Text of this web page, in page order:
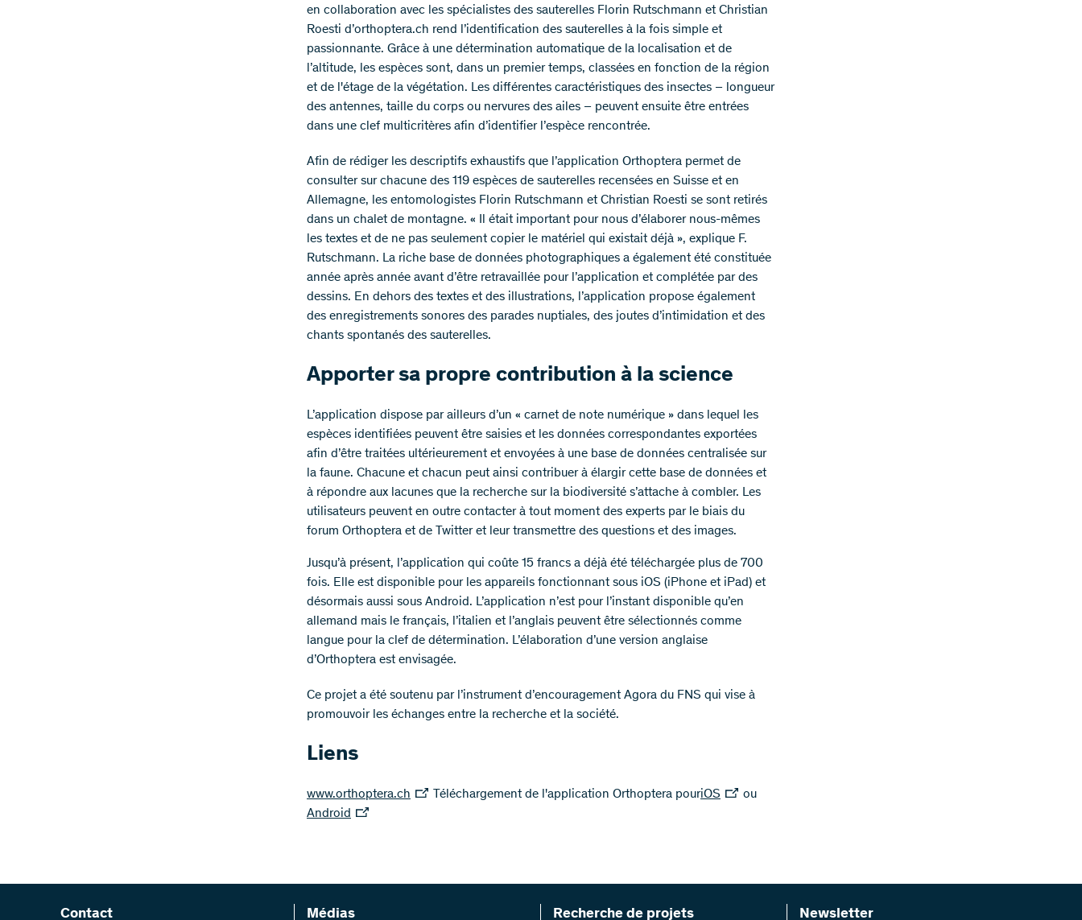
en collaboration avec les spécialistes des sauterelles Florin Rutschmann et Christian
Roesti d’orthoptera.ch rend l’identification des sauterelles à la fois simple et
passionnante. Grâce à une détermination automatique de la localisation et de
l’altitude, les espèces sont, dans un premier temps, classées en fonction de la région
et de l'étage de la végétation. Les différentes caractéristiques des insectes – longueur
des antennes, taille du corps ou nervures des ailes – peuvent ensuite être entrées
dans une clef multicritères afin d’identifier l’espèce rencontrée.
Afin de rédiger les descriptifs exhaustifs que l’application Orthoptera permet de
consulter sur chacune des 119 espèces de sauterelles recensées en Suisse et en
Allemagne, les entomologistes Florin Rutschmann et Christian Roesti se sont retirés
dans un chalet de montagne. « Il était important pour nous d’élaborer nous-mêmes
les textes et de ne pas seulement copier le matériel qui existait déjà », explique F.
Rutschmann. La riche base de données photographiques a également été constituée
année après année avant d’être retravaillée pour l’application et complétée par des
dessins. En dehors des textes et des illustrations, l’application propose également
des enregistrements sonores des parades nuptiales, des joutes d’intimidation et des
chants spontanés des sauterelles.
Apporter sa propre contribution à la science
L’application dispose par ailleurs d’un « carnet de note numérique » dans lequel les
espèces identifiées peuvent être saisies et les données correspondantes exportées
afin d’être traitées ultérieurement et envoyées à une base de données centralisée sur
la faune. Chacune et chacun peut ainsi contribuer à élargir cette base de données et
à répondre aux lacunes que la recherche sur la biodiversité s’attache à combler. Les
utilisateurs peuvent en outre contacter à tout moment des experts par le biais du
forum Orthoptera et de Twitter et leur transmettre des questions et des images.
Jusqu’à présent, l’application qui coûte 15 francs a déjà été téléchargée plus de 700
fois. Elle est disponible pour les appareils fonctionnant sous iOS (iPhone et iPad) et
désormais aussi sous Android. L’application n’est pour l’instant disponible qu’en
allemand mais le français, l’italien et l’anglais peuvent être sélectionnés comme
langue pour la clef de détermination. L’élaboration d’une version anglaise
d’Orthoptera est envisagée.
Ce projet a été soutenu par l’instrument d’encouragement Agora du FNS qui vise à
promouvoir les échanges entre la recherche et la société.
Liens
www.orthoptera.ch Téléchargement de l'application Orthoptera pouriOS
ou
Android
Contact Médias Recherche de projets Newsletter